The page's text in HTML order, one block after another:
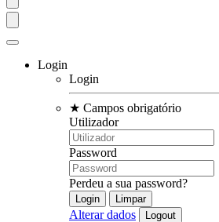
Login
Login
★ Campos obrigatório
Utilizador
Password
Perdeu a sua password?
Alterar dados